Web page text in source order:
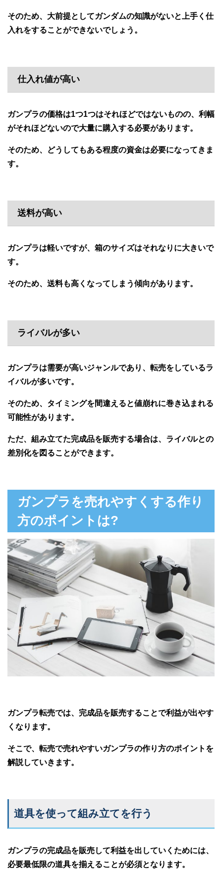
そのため、大前提としてガンダムの知識がないと上手く仕
入れをすることができないでしょう。
仕入れ値が高い
ガンプラの価格は1つ1つはそれほどではないものの、利幅
がそれほどないので大量に購入する必要があります。
そのため、どうしてもある程度の資金は必要になってきま
す。
送料が高い
ガンプラは軽いですが、箱のサイズはそれなりに大きいで
す。
そのため、送料も高くなってしまう傾向があります。
ライバルが多い
ガンプラは需要が高いジャンルであり、転売をしているラ
イバルが多いです。
そのため、タイミングを間違えると値崩れに巻き込まれる
可能性があります。
ただ、組み立てた完成品を販売する場合は、ライバルとの
差別化を図ることができます。
ガンプラを売れやすくする作り
方のポイントは?
ガンプラ転売では、完成品を販売することで利益が出やす
くなります。
そこで、転売で売れやすいガンプラの作り方のポイントを
解説していきます。
道具を使って組み立てを行う
ガンプラの完成品を販売して利益を出していくためには、
必要最低限の道具を揃えることが必須となります。